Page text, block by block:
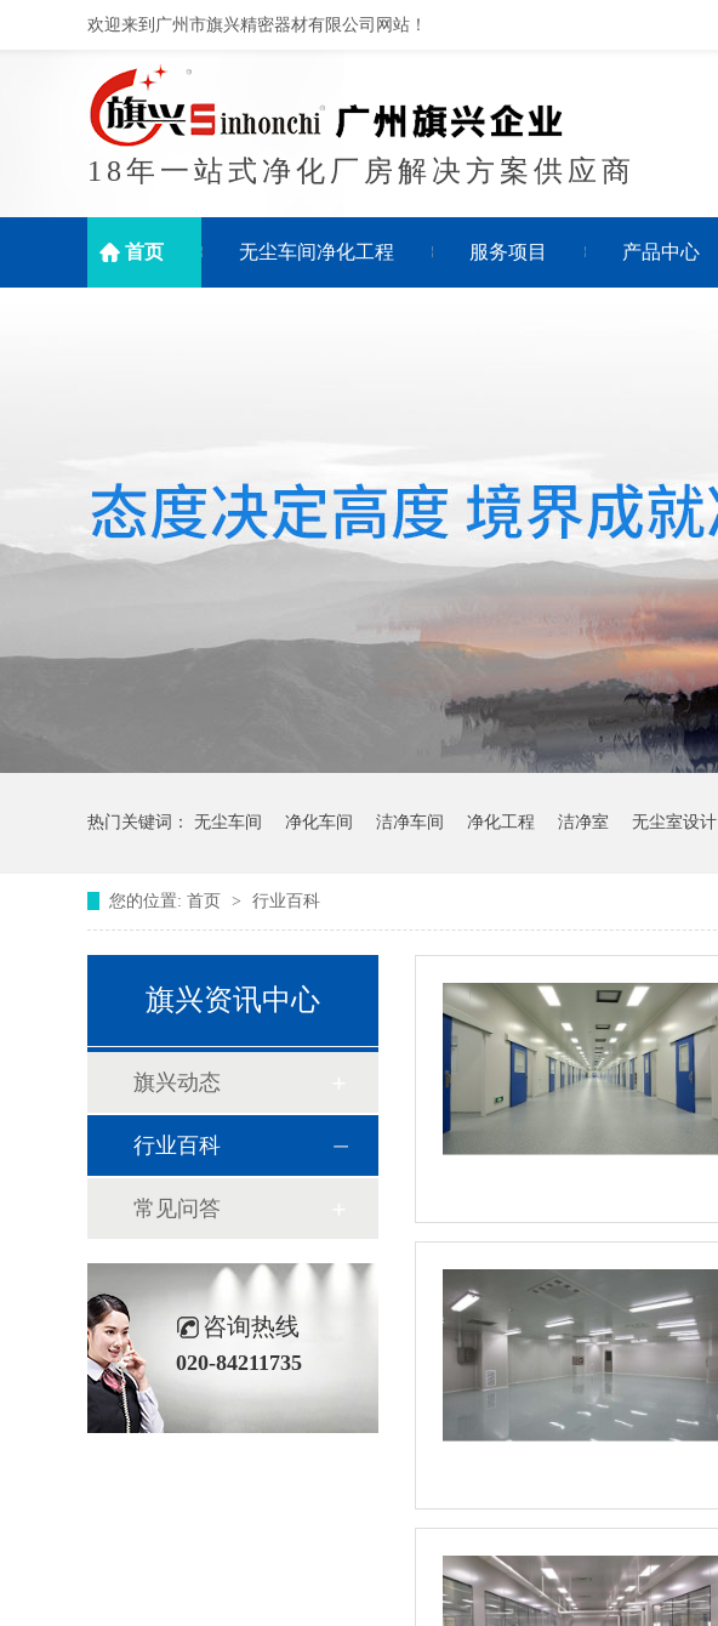
欢迎来到广州市旗兴精密器材有限公司网站！
18年一站式净化厂房解决方案供应商
首页 无尘车间净化工程 服务项目 产品中心
热门关键词： 无尘车间 净化车间 洁净车间 净化工程 洁净室 无尘室设计
您的位置: 首页 > 行业百科
旗兴资讯中心
旗兴动态
行业百科
常见问答
咨询热线
020-84211735